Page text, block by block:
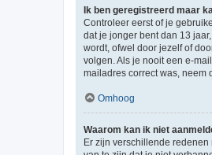
Ik ben geregistreerd maar
Controleer eerst of je
dat je jonger bent dan 13
wordt, ofwel door jezelf of
volgen. Als je nooit een e-
mailadres correct was, neem
Omhoog
Waarom kan ik niet
Er zijn verschillende